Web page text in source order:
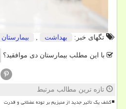
تگهای خبر: بهداشت بیمارستان
با این مطلب بیمارستان دی موافقید؟
تازه ترین مطالب مرتبط
کشف یک تأثیر جدید از منیزیم بر توده عضلانی و قدرت